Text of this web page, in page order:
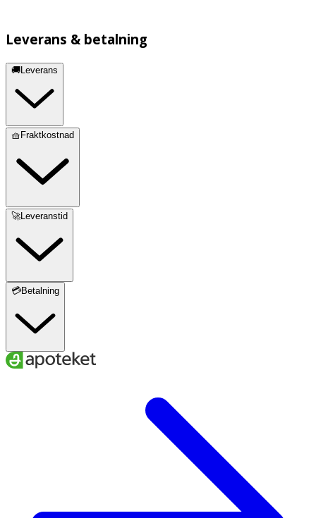
Leverans & betalning
🚚Leverans
🧺Fraktkostnad
🚀Leveranstid
💳Betalning